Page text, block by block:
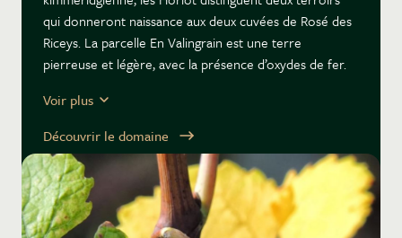
qui donneront naissance aux deux cuvées de Rosé des
Riceys. La parcelle En Valingrain est une terre
pierreuse et légère, avec la présence d’oxydes de fer.
une dimension minérale à couper le souffle. En
Barmont est un terroir plus argileux, plus frais, plus
bourguignon, en somme. A la dégustation, le tactile
diffère avec des tanins plus serrés. Olivier s’amuse à
comparer le premier à Volnay, le second à Pommard : à
vous de choisir !
Voir plus
Découvrir le domaine